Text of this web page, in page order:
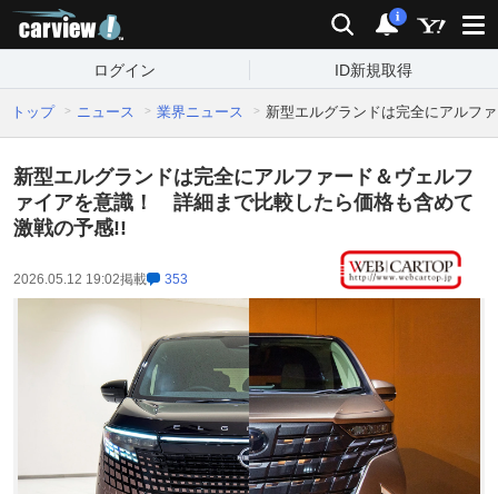
検索 通知
i
ログイン ID新規取得
トップ ニュース 業界ニュース 新型エルグランドは完全にアルフ
新型エルグランドは完全にアルファード＆ヴェルフ
ァイアを意識！ 詳細まで比較したら価格も含めて
激戦の予感!!
2026.05.12 19:02掲載 353